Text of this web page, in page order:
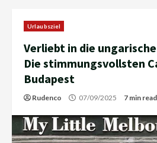
Urlaubsziel
Verliebt in die
Die stimmungsvollsten
Budapest
Rudenco 07/09/2025 7 min read